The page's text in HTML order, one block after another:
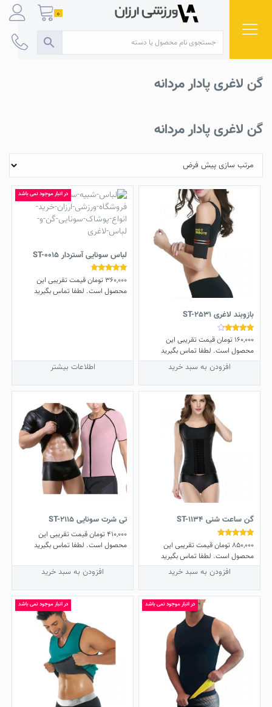
content
0
گن لاغری پادار مردانه
گن لاغری پادار مردانه
بازوبند لاغری ST-2531
نمره
4.00
از 5
160,000 تومانقیمت تقریبی این
محصول است. لطفا تماس بگیرید
افزودن به سبد خرید
در انبار موجود نمی باشد
لباس سونایی آستردار ST-0015
نمره
4.50
از 5
360,000 تومانقیمت تقریبی این
محصول است. لطفا تماس بگیرید
اطلاعات بیشتر
گن ساعت شنی ST-1134
نمره
5.00
از 5
850,000 تومانقیمت تقریبی این
محصول است. لطفا تماس بگیرید
افزودن به سبد خرید
تی شرت سونایی ST-2115
410,000 تومانقیمت تقریبی این
محصول است. لطفا تماس بگیرید
افزودن به سبد خرید
در انبار موجود نمی باشد در انبار موجود نمی باشد